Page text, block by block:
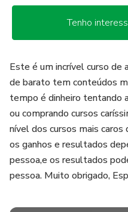
Tenho
Este é um incrível curso de
de barato tem conteúdos
tempo é dinheiro tentando
ou comprando cursos
nível dos cursos mais
os ganhos e resultados
pessoa,e os resultados
pessoa. Muito obrigado,